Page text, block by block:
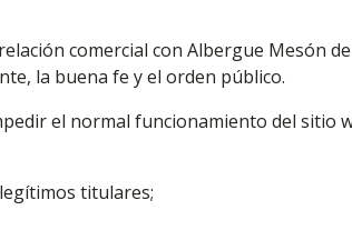
comercial con Albergue Mesón
la buena fe y el orden público.
el normal funcionamiento del sitio
titulares;